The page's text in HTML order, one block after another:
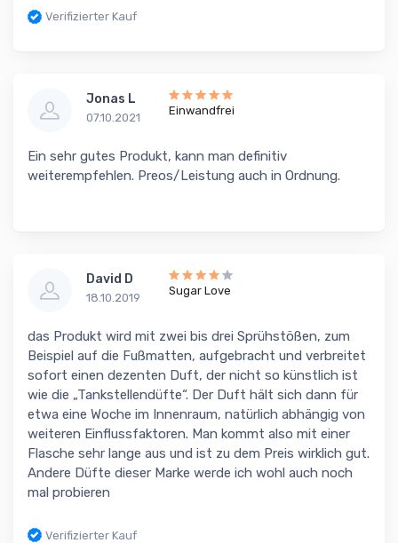
Verifizierter Kauf
Jonas L
07.10.2021
Einwandfrei
Ein sehr gutes Produkt, kann man definitiv
weiterempfehlen. Preos/Leistung auch in Ordnung.
David D
18.10.2019
Sugar Love
das Produkt wird mit zwei bis drei Sprühstößen, zum
Beispiel auf die Fußmatten, aufgebracht und verbreitet
sofort einen dezenten Duft, der nicht so künstlich ist
wie die „Tankstellendüfte“. Der Duft hält sich dann für
etwa eine Woche im Innenraum, natürlich abhängig von
weiteren Einflussfaktoren. Man kommt also mit einer
Flasche sehr lange aus und ist zu dem Preis wirklich gut.
Andere Düfte dieser Marke werde ich wohl auch noch
mal probieren
Verifizierter Kauf